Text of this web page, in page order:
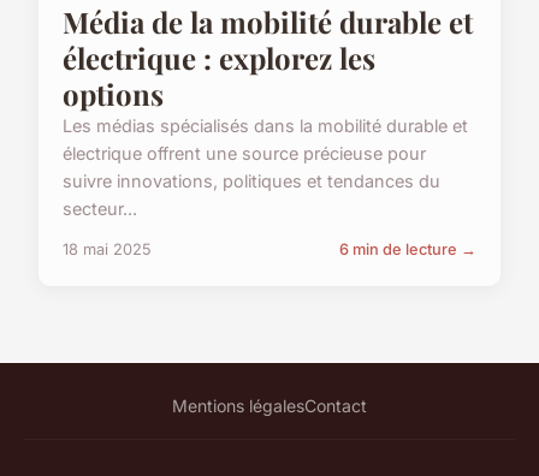
Média de la mobilité durable et
électrique : explorez les
options
Les médias spécialisés dans la mobilité durable et
électrique offrent une source précieuse pour
suivre innovations, politiques et tendances du
secteur...
18 mai 2025 6 min de lecture →
Mentions légalesContact